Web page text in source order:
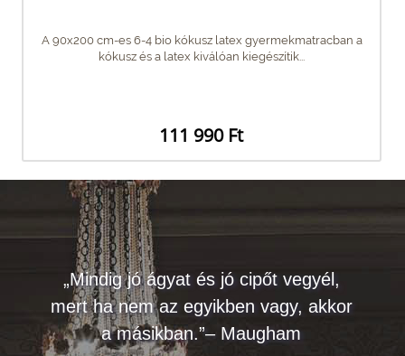
A 90x200 cm-es 6-4 bio kókusz latex gyermekmatracban a
kókusz és a latex kiválóan kiegészítik...
111 990 Ft
„Mindig jó ágyat és jó cipőt vegyél,
mert ha nem az egyikben vagy, akkor
a másikban.”– Maugham